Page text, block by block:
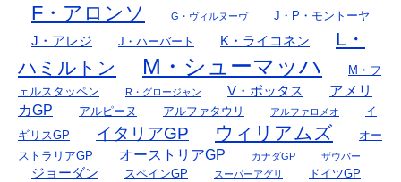
F・アロンソ G・ヴィルヌーヴ J・P・モントーヤ
J・アレジ J・ハーバート K・ライコネン
L・
ハミルトン
M・シューマッハ
M・フ
ェルスタッペン
R・グロージャン V・ボッタス
アメリ
カGP
アルピーヌ アルファタウリ アルファロメオ
イ
ギリスGP
イタリアGP ウィリアムズ
オー
ストラリアGP
オーストリアGP カナダGP ザウバー
ジョーダン スペインGP スーパーアグリ ドイツGP